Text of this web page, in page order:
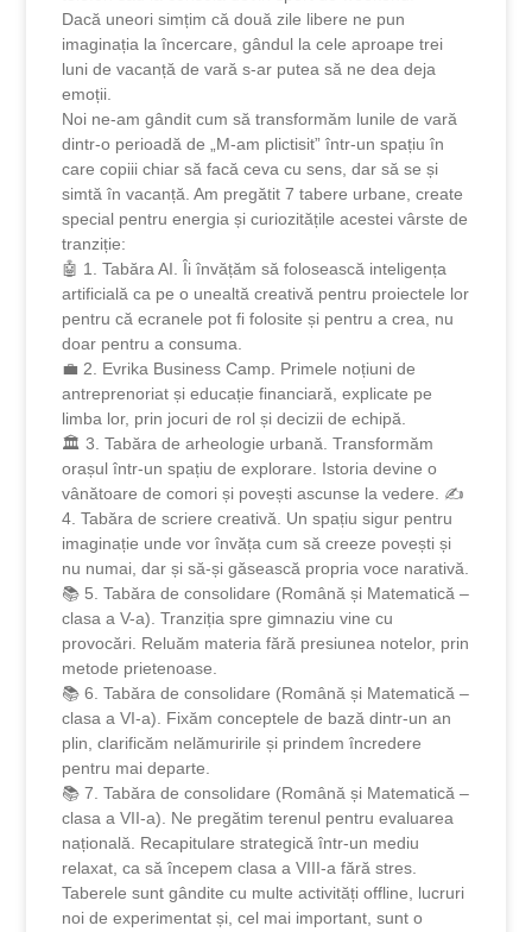
Dacă uneori simțim că două zile libere ne pun
imaginația la încercare, gândul la cele aproape trei
luni de vacanță de vară s-ar putea să ne dea deja
emoții.
Noi ne-am gândit cum să transformăm lunile de vară
dintr-o perioadă de „M-am plictisit” într-un spațiu în
care copiii chiar să facă ceva cu sens, dar să se și
simtă în vacanță. Am pregătit 7 tabere urbane, create
special pentru energia și curiozitățile acestei vârste de
tranziție:
🤖 1. Tabăra AI. Îi învățăm să folosească inteligența
artificială ca pe o unealtă creativă pentru proiectele lor
pentru că ecranele pot fi folosite și pentru a crea, nu
doar pentru a consuma.
💼 2. Evrika Business Camp. Primele noțiuni de
antreprenoriat și educație financiară, explicate pe
limba lor, prin jocuri de rol și decizii de echipă.
🏛️ 3. Tabăra de arheologie urbană. Transformăm
orașul într-un spațiu de explorare. Istoria devine o
vânătoare de comori și povești ascunse la vedere. ✍️
4. Tabăra de scriere creativă. Un spațiu sigur pentru
imaginație unde vor învăța cum să creeze povești și
nu numai, dar și să-și găsească propria voce narativă.
📚 5. Tabăra de consolidare (Română și Matematică –
clasa a V-a). Tranziția spre gimnaziu vine cu
provocări. Reluăm materia fără presiunea notelor, prin
metode prietenoase.
📚 6. Tabăra de consolidare (Română și Matematică –
clasa a VI-a). Fixăm conceptele de bază dintr-un an
plin, clarificăm nelămuririle și prindem încredere
pentru mai departe.
📚 7. Tabăra de consolidare (Română și Matematică –
clasa a VII-a). Ne pregătim terenul pentru evaluarea
națională. Recapitulare strategică într-un mediu
relaxat, ca să începem clasa a VIII-a fără stres.
Taberele sunt gândite cu multe activități offline, lucruri
noi de experimentat și, cel mai important, sunt o